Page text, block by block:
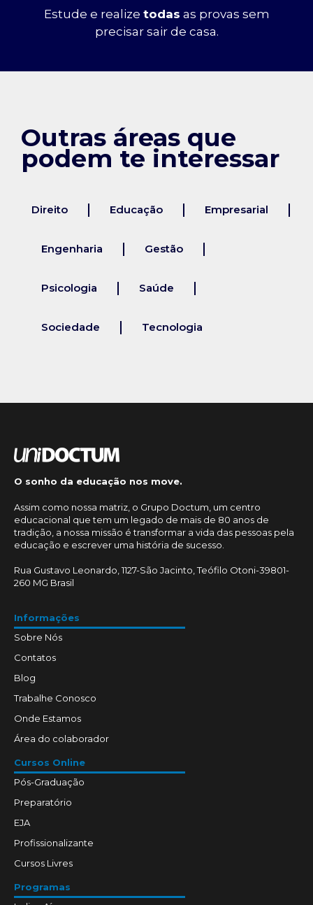
Estude e realize todas as provas sem
precisar sair de casa.
Outras áreas que
podem te interessar
Direito Educação Empresarial
Engenharia Gestão
Psicologia Saúde
Sociedade Tecnologia
O sonho da educação nos move.
Assim como nossa matriz, o Grupo Doctum, um centro
educacional que tem um legado de mais de 80 anos de
tradição, a nossa missão é transformar a vida das pessoas pela
educação e escrever uma história de sucesso.
Rua Gustavo Leonardo, 1127-São Jacinto, Teófilo Otoni-39801-
260 MG Brasil
Informações
Sobre Nós
Contatos
Blog
Trabalhe Conosco
Onde Estamos
Área do colaborador
Cursos Online
Pós-Graduação
Preparatório
EJA
Profissionalizante
Cursos Livres
Programas